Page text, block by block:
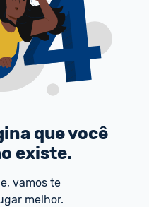
que você
existe.
vamos te
melhor.